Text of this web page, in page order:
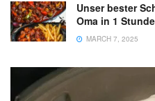
Unser bester
Oma in 1
MARCH 7, 2025